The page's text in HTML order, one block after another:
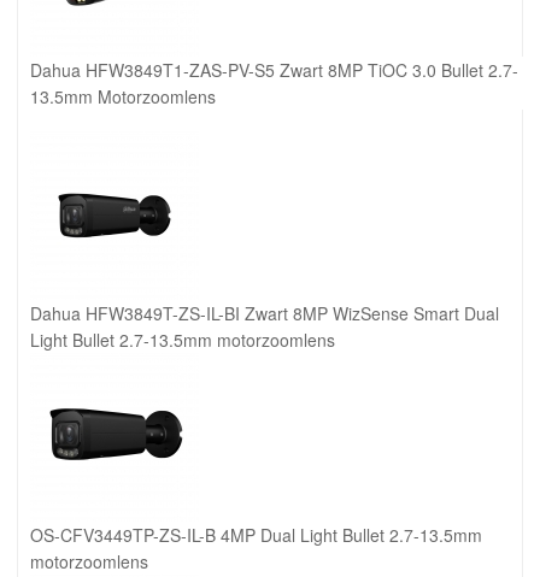
Dahua HFW3849T1-ZAS-PV-S5 Zwart 8MP TiOC 3.0 Bullet 2.7-
13.5mm Motorzoomlens
Dahua HFW3849T-ZS-IL-BI Zwart 8MP WizSense Smart Dual
Light Bullet 2.7-13.5mm motorzoomlens
OS-CFV3449TP-ZS-IL-B 4MP Dual Light Bullet 2.7-13.5mm
motorzoomlens